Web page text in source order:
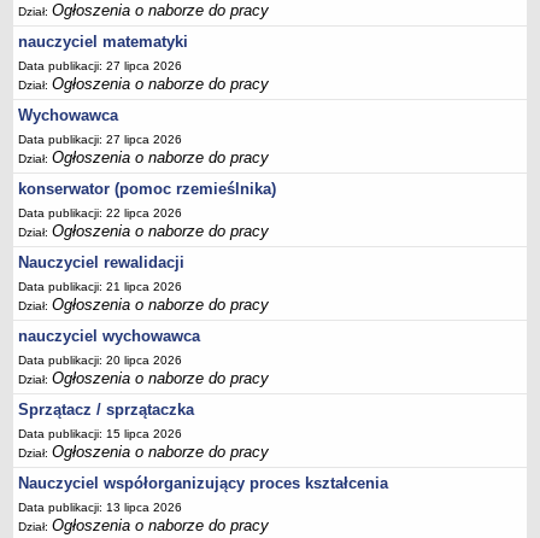
Dział:Ogłoszenia o naborze do pracy
nauczyciel matematyki
Data publikacji: 27 lipca 2026
Dział:Ogłoszenia o naborze do pracy
Wychowawca
Data publikacji: 27 lipca 2026
Dział:Ogłoszenia o naborze do pracy
konserwator (pomoc rzemieślnika)
Data publikacji: 22 lipca 2026
Dział:Ogłoszenia o naborze do pracy
Nauczyciel rewalidacji
Data publikacji: 21 lipca 2026
Dział:Ogłoszenia o naborze do pracy
nauczyciel wychowawca
Data publikacji: 20 lipca 2026
Dział:Ogłoszenia o naborze do pracy
Sprzątacz / sprzątaczka
Data publikacji: 15 lipca 2026
Dział:Ogłoszenia o naborze do pracy
Nauczyciel współorganizujący proces kształcenia
Data publikacji: 13 lipca 2026
Dział:Ogłoszenia o naborze do pracy